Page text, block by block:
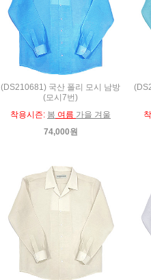
(DS210681) 국산 폴리 모시 남방
(모시7번)
착용시즌: 봄 여름 가을 겨울
74,000원